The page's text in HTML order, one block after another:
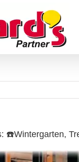
☎️Wintergarten,